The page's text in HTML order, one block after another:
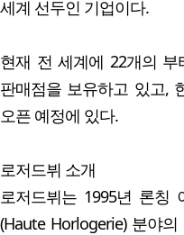
세계 선두인 기업이다.
현재 전 세계에 22개의
판매점을 보유하고 있고,
오픈 예정에 있다.
로저드뷔 소개
로저드뷔는 1995년 론칭
(Haute Horlogerie) 분야